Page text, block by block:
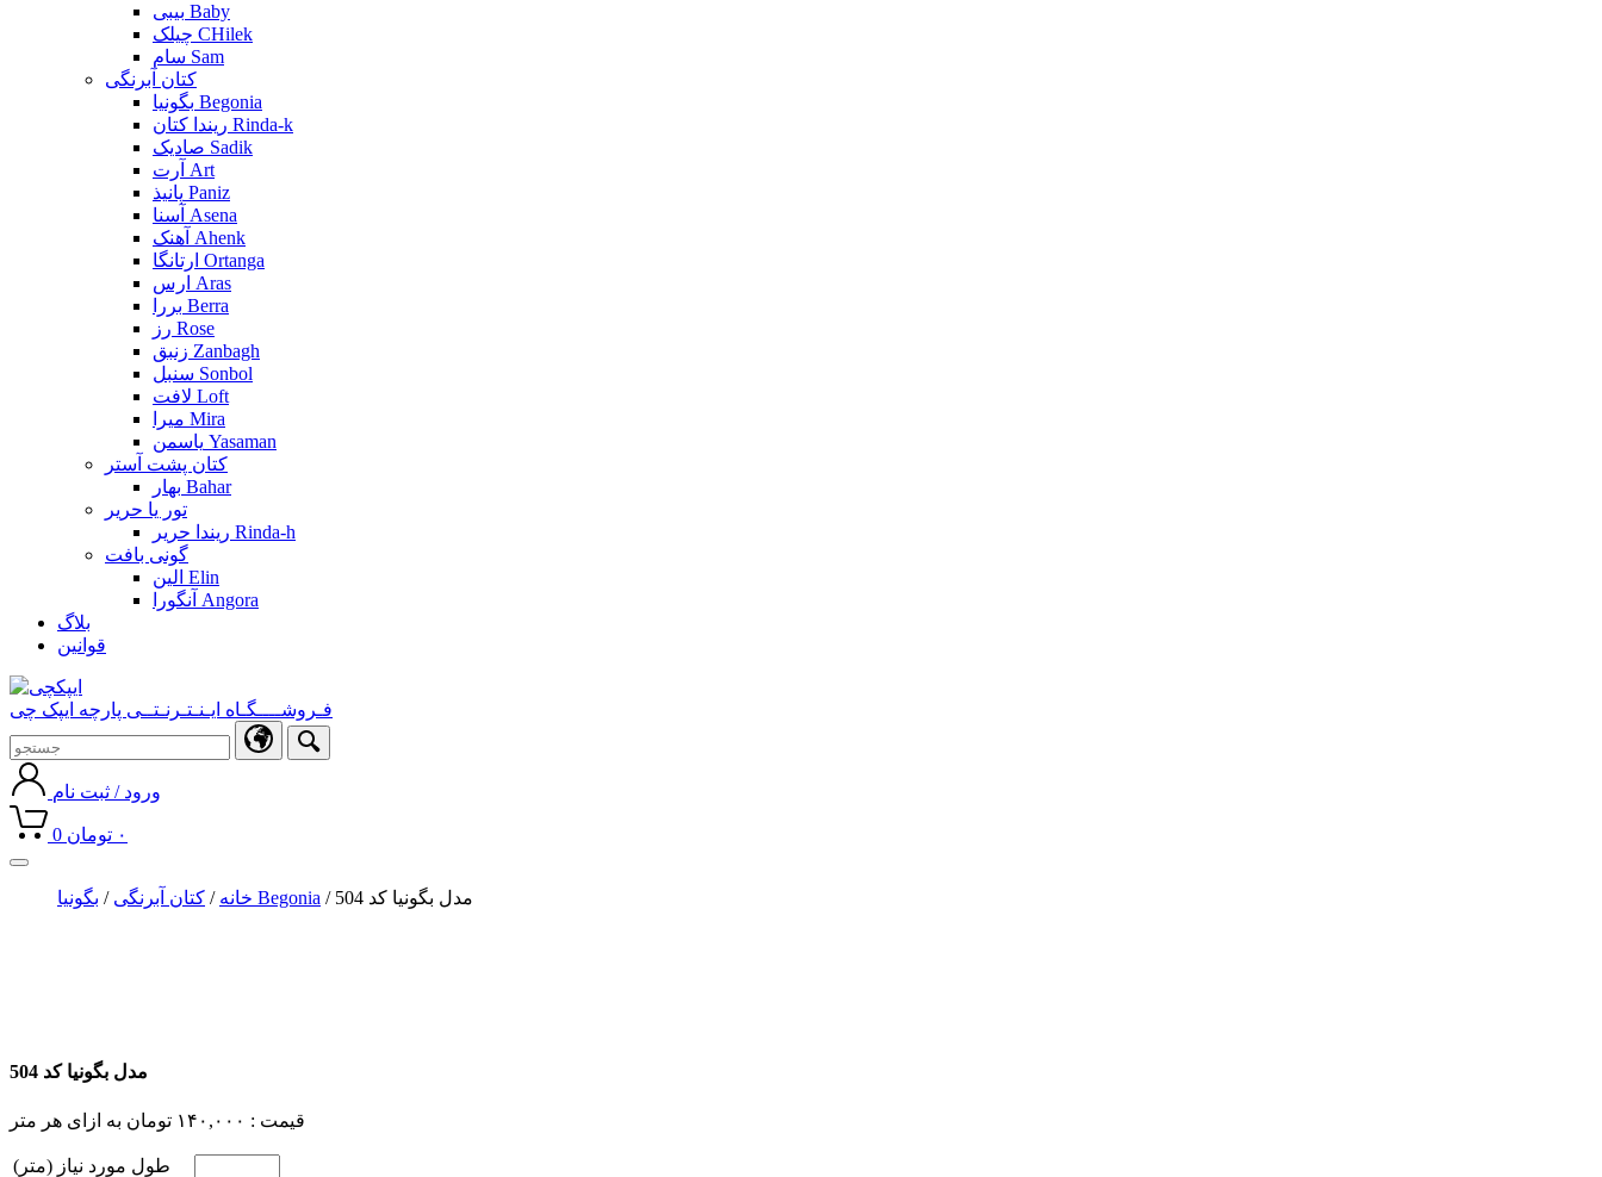
بیبی Baby
چیلک CHilek
سام Sam
کتان آبرنگی
بگونیا Begonia
ریندا کتان Rinda-k
صادیک Sadik
آرت Art
پانیذ Paniz
آسنا Asena
آهنک Ahenk
ارتانگا Ortanga
ارس Aras
بررا Berra
رز Rose
زنبق Zanbagh
سنبل Sonbol
لافت Loft
میرا Mira
یاسمن Yasaman
کتان پشت آستر
بهار Bahar
تور یا حریر
ریندا حریر Rinda-h
گونی بافت
الین Elin
آنگورا Angora
بلاگ
قوانین
فـروشــــگـاه ایـنـتـرنـتــی پارچه ایپک چی
ورود / ثبت نام
0 ۰ تومان
Toggle
navigation
خانه / کتان آبرنگی / بگونیا Begonia / مدل بگونیا کد 504
مدل بگونیا کد 504
قیمت : ۱۴۰,۰۰۰ تومان به ازای هر متر
طول مورد نیاز (متر)